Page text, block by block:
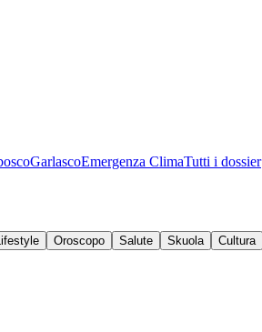
GarlascoEmergenza ClimaTutti i dossier
Oroscopo Salute Skuola Cultura